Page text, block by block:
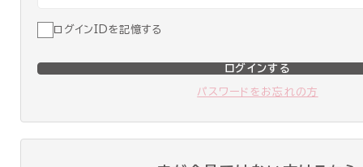
ログインIDを記憶する
ログインする
パスワードをお忘れの方